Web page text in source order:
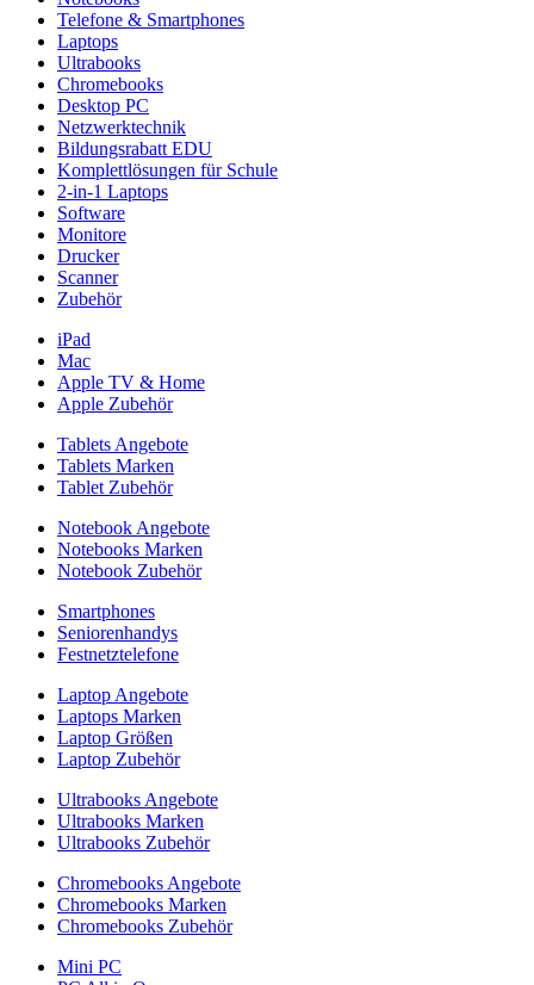
Telefone & Smartphones
Laptops
Ultrabooks
Chromebooks
Desktop PC
Netzwerktechnik
Bildungsrabatt EDU
Komplettlösungen für Schule
2-in-1 Laptops
Software
Monitore
Drucker
Scanner
Zubehör
iPad
Mac
Apple TV & Home
Apple Zubehör
Tablets Angebote
Tablets Marken
Tablet Zubehör
Notebook Angebote
Notebooks Marken
Notebook Zubehör
Smartphones
Seniorenhandys
Festnetztelefone
Laptop Angebote
Laptops Marken
Laptop Größen
Laptop Zubehör
Ultrabooks Angebote
Ultrabooks Marken
Ultrabooks Zubehör
Chromebooks Angebote
Chromebooks Marken
Chromebooks Zubehör
Mini PC